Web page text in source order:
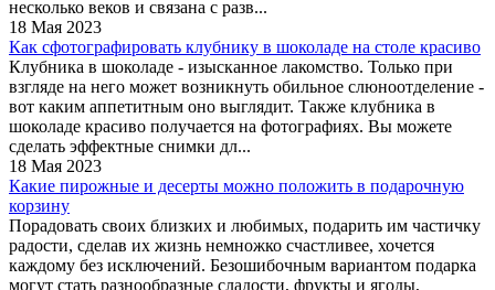
несколько веков и связана с разв...
18 Мая 2023
Как сфотографировать клубнику в шоколаде на столе красиво
Клубника в шоколаде - изысканное лакомство. Только при
взгляде на него может возникнуть обильное слюноотделение -
вот каким аппетитным оно выглядит. Также клубника в
шоколаде красиво получается на фотографиях. Вы можете
сделать эффектные снимки дл...
18 Мая 2023
Какие пирожные и десерты можно положить в подарочную
корзину
Порадовать своих близких и любимых, подарить им частичку
радости, сделав их жизнь немножко счастливее, хочется
каждому без исключений. Безошибочным вариантом подарка
могут стать разнообразные сладости, фрукты и ягоды,